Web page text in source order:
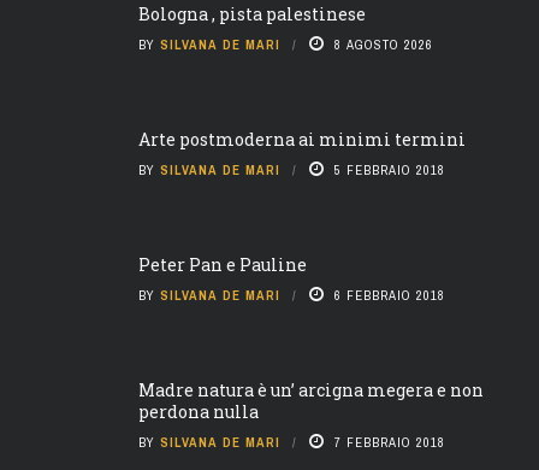
Bologna , pista palestinese
BY SILVANA DE MARI 8 AGOSTO 2026
Arte postmoderna ai minimi termini
BY SILVANA DE MARI 5 FEBBRAIO 2018
Peter Pan e Pauline
BY SILVANA DE MARI 6 FEBBRAIO 2018
Madre natura è un’ arcigna megera e non
perdona nulla
BY SILVANA DE MARI 7 FEBBRAIO 2018